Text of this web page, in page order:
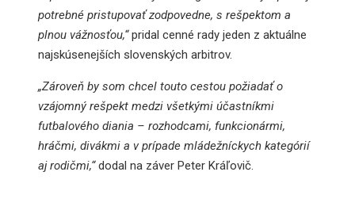
potrebné pristupovať zodpovedne, s rešpektom a
plnou vážnosťou,“pridal cenné rady jeden z aktuálne
najskúsenejších slovenských arbitrov.
„Zároveň by som chcel touto cestou požiadať o
vzájomný rešpekt medzi všetkými účastníkmi
futbalového diania – rozhodcami, funkcionármi,
hráčmi, divákmi a v prípade mládežníckych kategórií
aj rodičmi,“dodal na záver Peter Kráľovič.